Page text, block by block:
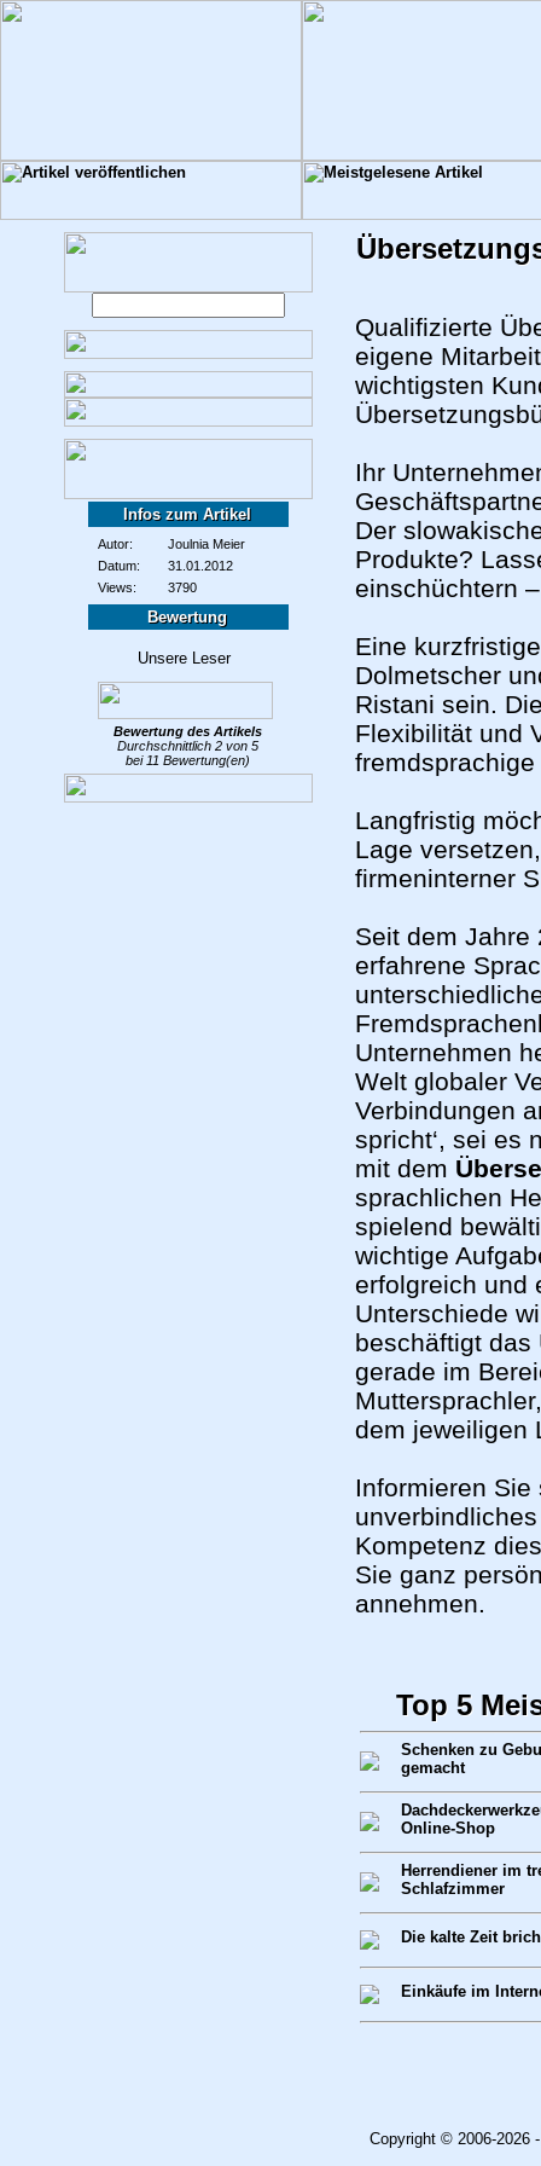
Infos zum Artikel
Autor:
Joulnia Meier
Datum:
31.01.2012
Views:
3790
Bewertung
Bewertung des Artikels
Durchschnittlich 2 von 5
bei 11 Bewertung(en)
Qualifizierte
eigene
wichtigsten
Ihr
Der
Produkte?
einschüchtern
Eine
Dolmetscher
Ristani sein.
Flexibilität und
Langfristig
Lage
firmeninterner
Seit dem Jahre
erfahrene
Unternehmen
Welt globaler
Verbindungen
spricht‘, sei es
mit dem
sprachlichen
spielend
wichtige
erfolgreich und
Unterschiede
beschäftigt das
gerade im
dem jeweiligen
Informieren
Kompetenz
Sie ganz
annehmen.
Top 5
Schenken zu
gemacht
Online-Shop
Herrendiener im
Schlafzimmer
Die kalte Zeit
Einkäufe im
Copyright © 2006-